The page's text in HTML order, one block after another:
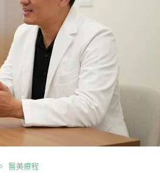
醫美療程